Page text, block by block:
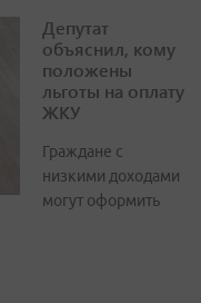
Депутат
объяснил, кому
положены
льготы на оплату
ЖКУ
Граждане с
низкими доходами
могут оформить